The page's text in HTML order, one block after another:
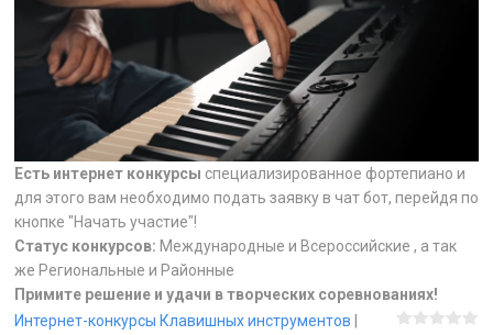
Есть интернет конкурсы специализированное фортепиано и
для этого вам необходимо подать заявку в чат бот, перейдя по
кнопке "Начать участие"!
Статус конкурсов: Международные и Всероссийские , а так
же Региональные и Районные
Примите решение и удачи в творческих соревнованиях!
Интернет-конкурсы Клавишных инструментов